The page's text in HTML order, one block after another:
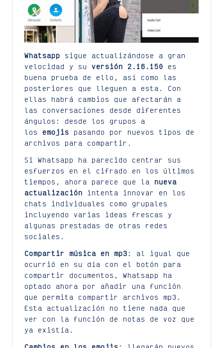
Whatsapp sigue actualizándose a gran
velocidad y su versión 2.16.150 es
buena prueba de ello, así como las
posteriores que lleguen a esta. Con
ellas habrá cambios que afectarán a
las conversaciones desde diferentes
ángulos: desde los grupos a
los emojis pasando por nuevos tipos de
archivos para compartir.
Si Whatsapp ha parecido centrar sus
esfuerzos en el cifrado en los últimos
tiempos, ahora parece que la nueva
actualización intenta innovar en los
chats individuales como grupales
incluyendo varias ideas frescas y
algunas prestadas de otras redes
sociales.
Compartir música en mp3 : al igual que
ocurrió en su día con el botón para
compartir documentos, Whatsapp ha
optado ahora por añadir una función
que permita compartir archivos mp3.
Esta actualización no tiene nada que
ver con la función de notas de voz que
ya existía.